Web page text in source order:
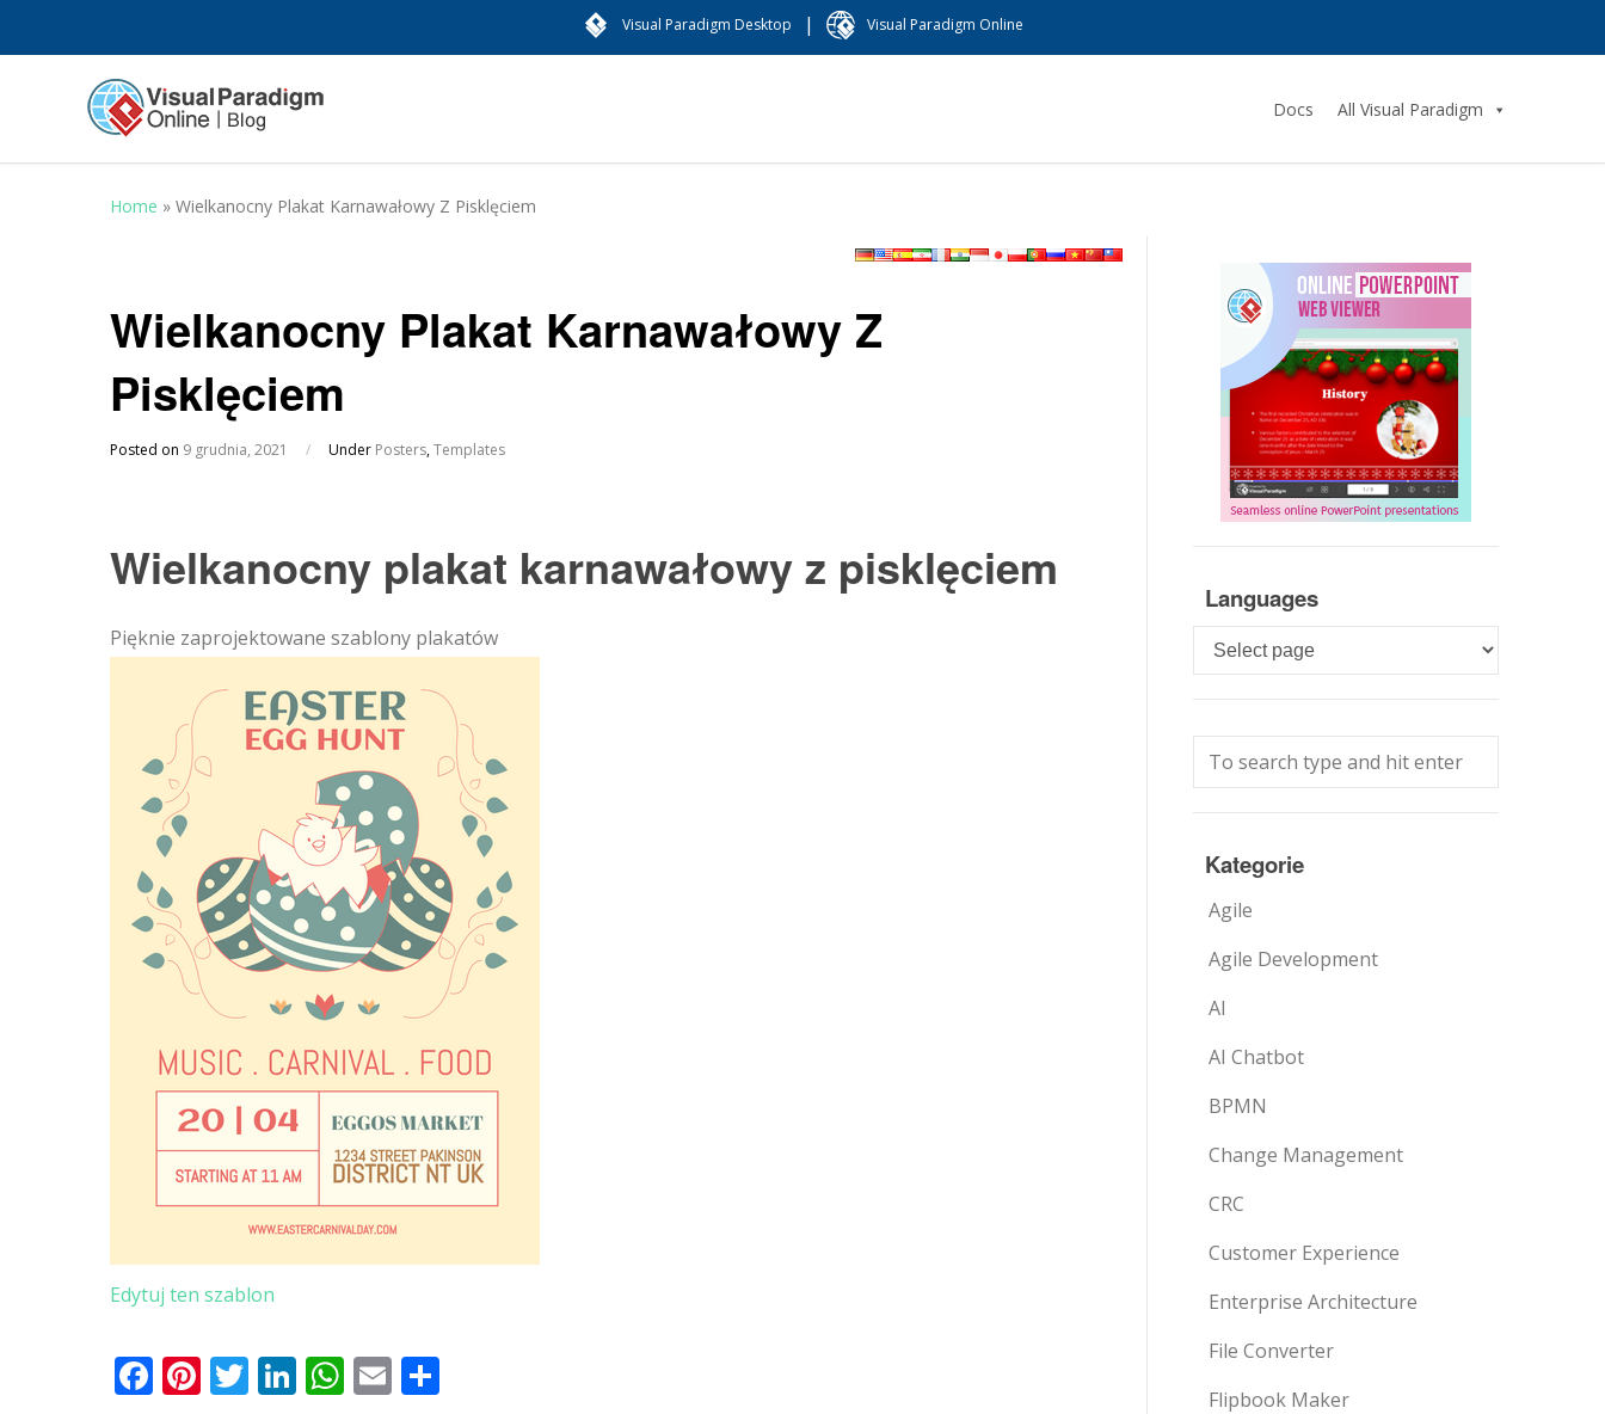
Visual Paradigm Desktop | Visual Paradigm Online
Docs All Visual Paradigm
Home » Wielkanocny Plakat Karnawałowy Z Pisklęciem
Wielkanocny Plakat Karnawałowy Z
Pisklęciem
Posted on 9 grudnia, 2021 / Under Posters,Templates
Wielkanocny plakat karnawałowy z pisklęciem
Pięknie zaprojektowane szablony plakatów
Edytuj ten szablon
Facebook
Pinterest
Twitter
LinkedIn
WhatsApp
Email
Languages
Languages
Kategorie
Agile
Agile Development
AI
AI Chatbot
BPMN
Change Management
CRC
Customer Experience
Enterprise Architecture
File Converter
Flipbook Maker